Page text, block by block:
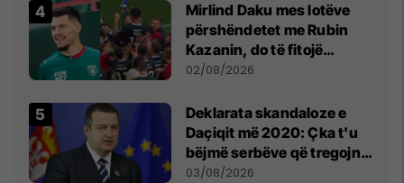
Mirlind Daku mes lotëve
përshëndetet me Rubin
Kazanin, do të fitojë
miliona te Spartak Moska
02/08/2026
​Deklarata skandaloze e
Daçiqit më 2020: Çka t'u
bëjmë serbëve që tregojnë
ku janë varrosur shqiptarët
03/08/2026